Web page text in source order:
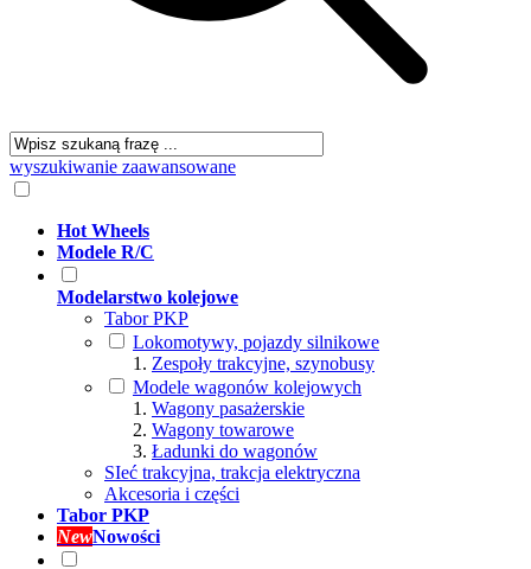
wyszukiwanie zaawansowane
Hot Wheels
Modele R/C
Modelarstwo kolejowe
Tabor PKP
Lokomotywy, pojazdy silnikowe
Zespoły trakcyjne, szynobusy
Modele wagonów kolejowych
Wagony pasażerskie
Wagony towarowe
Ładunki do wagonów
SIeć trakcyjna, trakcja elektryczna
Akcesoria i części
Tabor PKP
NewNowości